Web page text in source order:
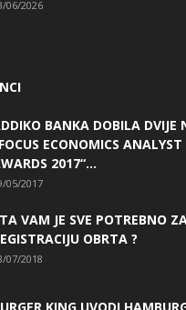
06/2026
BANKA DOBILA DVIJE
ECONOMICS ANALYST
2017“...
05/2017
VAM JE SVE POTREBNO
OBRTA ?
07/2018